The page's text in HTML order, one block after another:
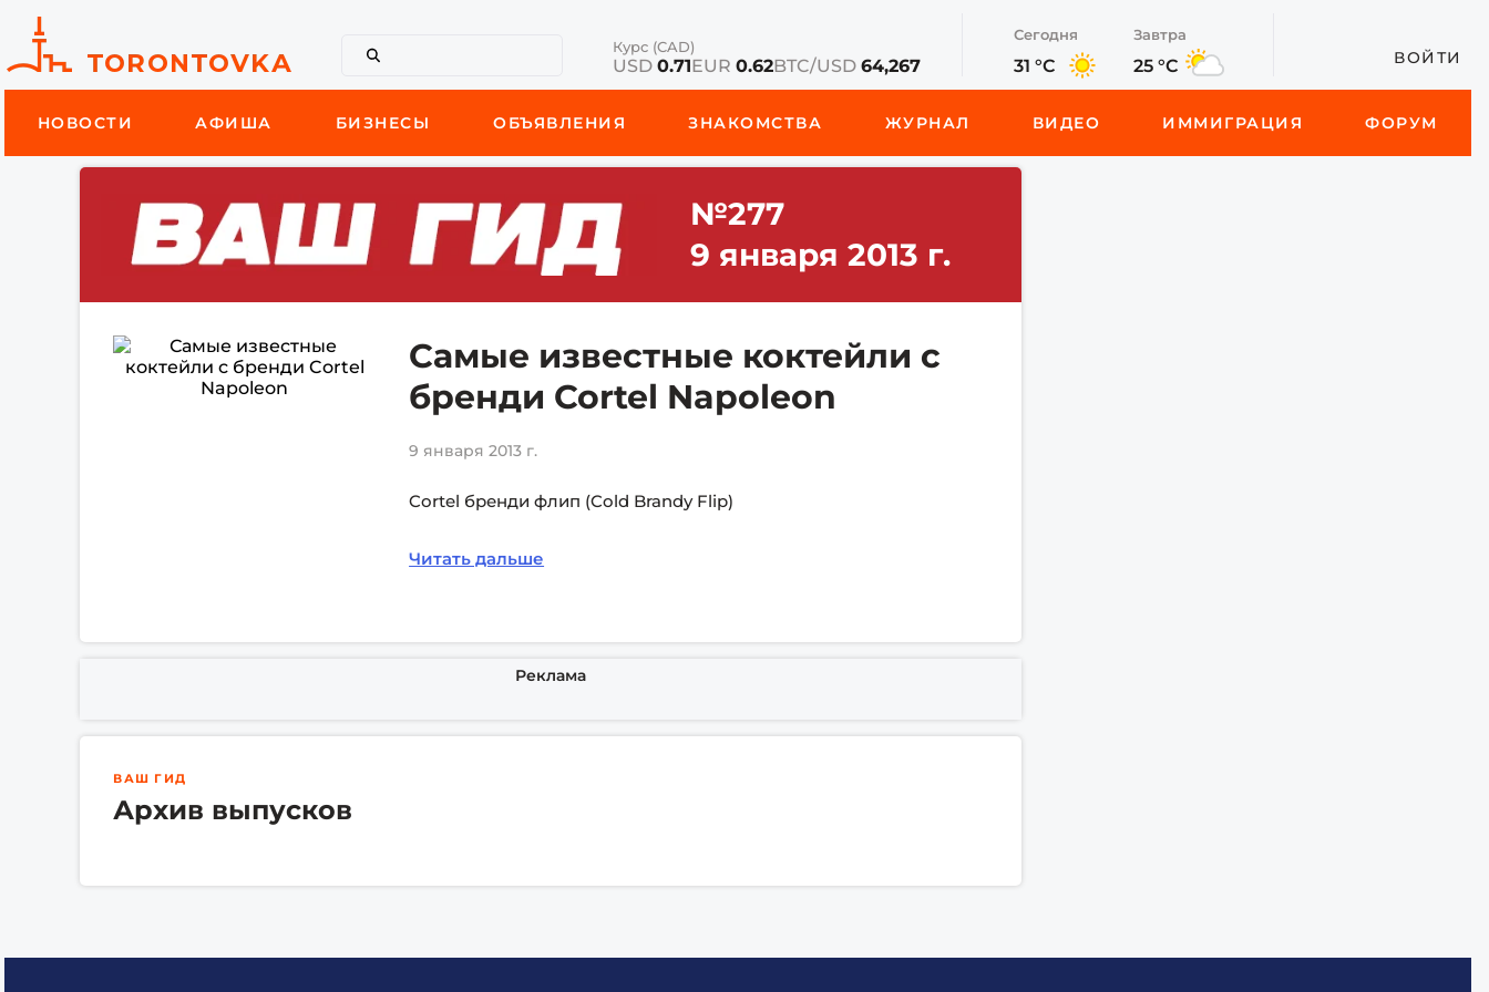
Курс (CAD)
USD0.71EUR0.62BTC/USD64,267
Сегодня
31 °C
Завтра
25 °C ВОЙТИ
НОВОСТИ АФИША БИЗНЕСЫ ОБЪЯВЛЕНИЯ ЗНАКОМСТВА ЖУРНАЛ ВИДЕО ИММИГРАЦИЯ ФОРУМ
№277
9 января 2013 г.
Самые известные коктейли с
бренди Cortel Napoleon
9 января 2013 г.
Cortel бренди флип (Cold Brandy Flip)
Читать дальше
Реклама
ВАШ ГИД
Архив выпусков